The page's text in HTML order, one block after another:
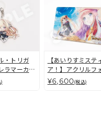
・トリガ
ラマーカー
【あいりすミステ
ア！】アクリルフ
ネル コラボ（穢翼
ースティア）
¥6,600(税込)